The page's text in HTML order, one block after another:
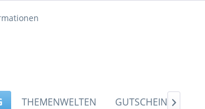
THEMENWELTEN GUTSCHEINE